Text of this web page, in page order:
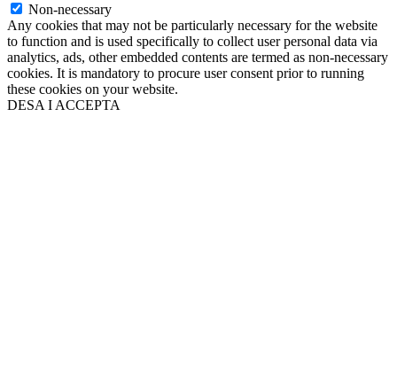
Non-necessary
Any cookies that may not be particularly necessary for the website
to function and is used specifically to collect user personal data via
analytics, ads, other embedded contents are termed as non-necessary
cookies. It is mandatory to procure user consent prior to running
these cookies on your website.
DESA I ACCEPTA